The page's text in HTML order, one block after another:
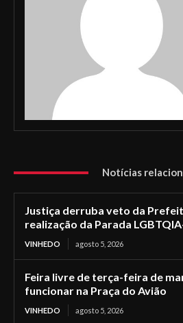
Notícias
Justiça derruba veto da
realização da Parada
VINHEDO agosto 5, 2026
Feira livre de terça-feira de
funcionar na Praça do Avião
VINHEDO agosto 5, 2026